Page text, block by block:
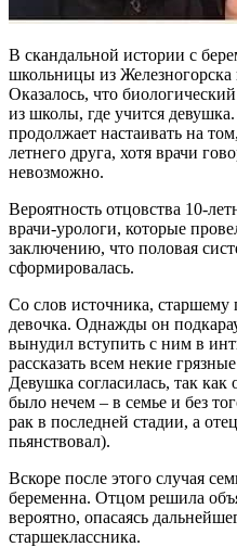
В скандальной истории с
школьницы из
Оказалось, что
из школы, где учится
продолжает настаивать на
летнего друга, хотя врачи
невозможно.
Вероятность отцовства 10-
врачи-урологи, которые
заключению, что половая
сформировалась.
Со слов источника, старшему
девочка. Однажды он
вынудил вступить с ним в
рассказать всем некие
Девушка согласилась, так как
было нечем – в семье и без
рак в последней стадии, а
пьянствовал).
Вскоре после этого случая
беременна. Отцом решила
вероятно, опасаясь
старшеклассника.